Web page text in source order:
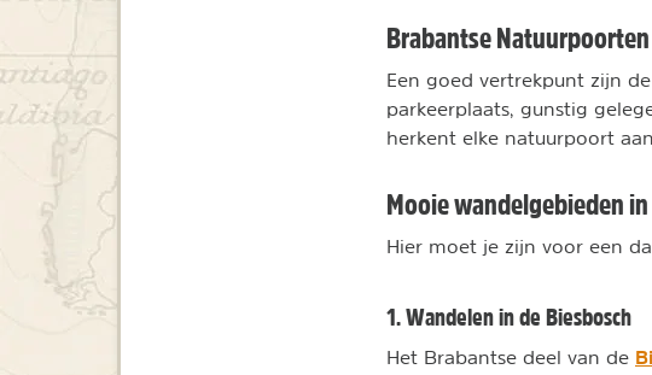
Brabantse Natuurpoorten
Een goed vertrekpunt zijn
parkeerplaats, gunstig
herkent elke natuurpoort
Mooie wandelgebieden
Hier moet je zijn voor een
1. Wandelen in de Biesbosch
Het Brabantse deel van de